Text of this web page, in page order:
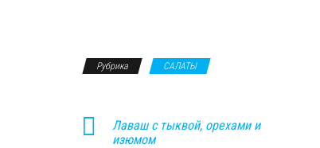
Рубрика САЛАТЫ
Лаваш с тыквой, орехами и
изюмом